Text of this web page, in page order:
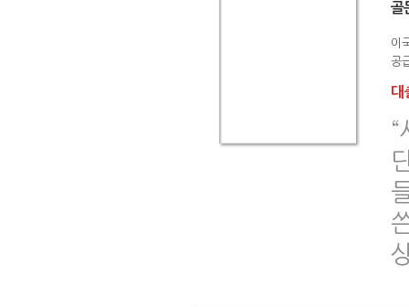
골
이
공
대